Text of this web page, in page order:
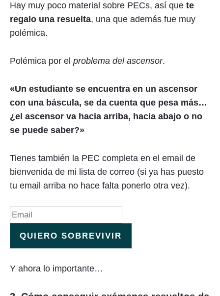
Hay muy poco material sobre PECs, así que te
regalo una resuelta, una que además fue muy
polémica.
Polémica por el problema del ascensor.
«Un estudiante se encuentra en un ascensor
con una báscula, se da cuenta que pesa más…
¿el ascensor va hacia arriba, hacia abajo o no
se puede saber?»
Tienes también la PEC completa en el email de
bienvenida de mi lista de correo (si ya has puesto
tu email arriba no hace falta ponerlo otra vez).
QUIERO SOBREVIVIR
Y ahora lo importante…